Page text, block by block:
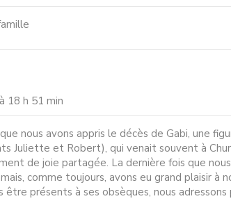
18 h 51 min
nous avons appris le décès de Gabi, une
Juliette et Robert), qui venait souvent à
de joie partagée. La dernière fois que nous
comme toujours, avons eu grand plaisir à
présents à ses obsèques, nous